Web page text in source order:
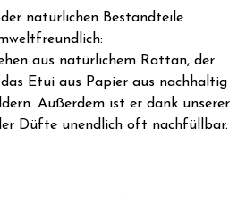
natürlichen Bestandteile
aus natürlichem Rattan, der
Etui aus Papier aus nachhaltig
Außerdem ist er dank unserer
Düfte unendlich oft nachfüllbar.